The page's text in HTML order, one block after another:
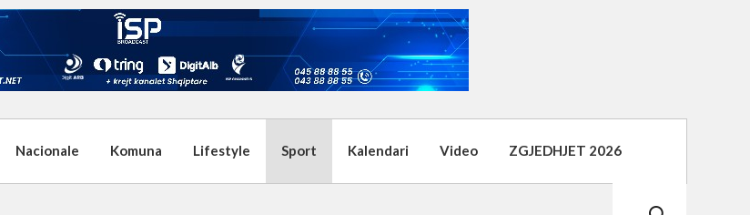
Nacionale Komuna Lifestyle Sport Kalendari Video ZGJEDHJET 2026